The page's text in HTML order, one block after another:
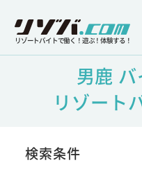
リゾートバイトで働く！遊ぶ！体験する！
男鹿
リゾート
検索条件